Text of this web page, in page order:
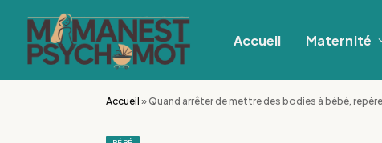
Accueil Maternité
Accueil » Quand arrêter de mettre des bodies à bébé,